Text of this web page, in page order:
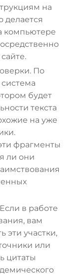
на
делается
компьютере
По
будет
текста
на уже
фрагменты
ли они
в работе
вам
эти участки,
или
цитаты